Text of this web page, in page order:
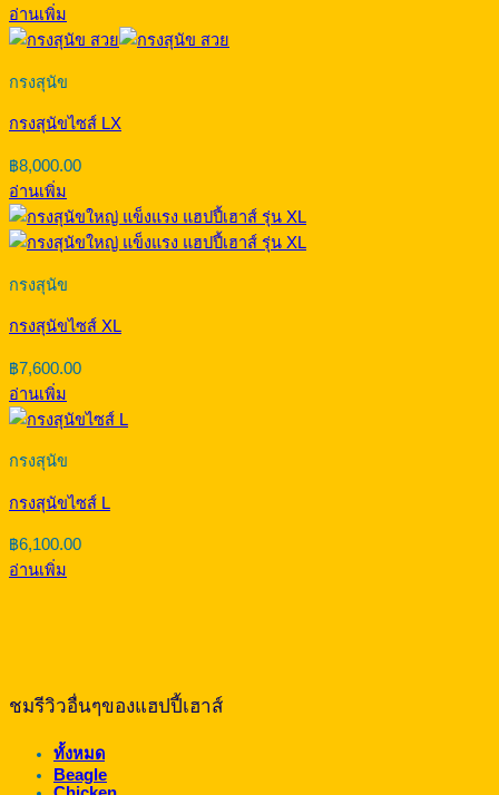
through
อ่านเพิ่ม
กรงสุนัข
กรงสุนัขไซส์ LX
฿8,000.00
อ่านเพิ่ม
กรงสุนัข
กรงสุนัขไซส์ XL
฿7,600.00
อ่านเพิ่ม
กรงสุนัข
กรงสุนัขไซส์ L
฿6,100.00
อ่านเพิ่ม
ชมรีวิวอื่นๆของแฮปปี้เฮาส์
ทั้งหมด
Beagle